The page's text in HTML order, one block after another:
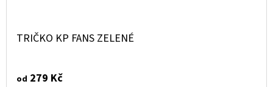
TRIČKO KP FANS ZELENÉ
od 279 Kč